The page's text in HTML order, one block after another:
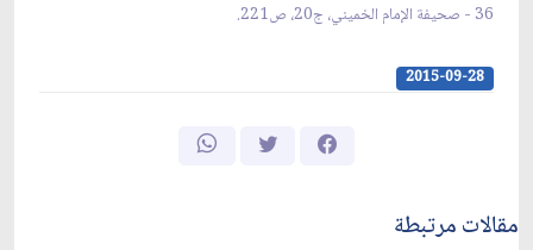
36 - صحيفة الإمام الخميني، ج‏20، ص221.
2015-09-28
مقالات مرتبطة